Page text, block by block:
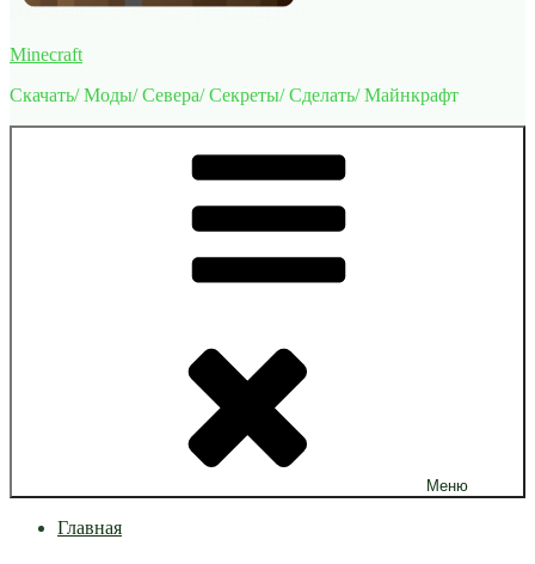
Minecraft
Скачать/ Моды/ Севера/ Секреты/ Сделать/ Майнкрафт
Меню
Главная